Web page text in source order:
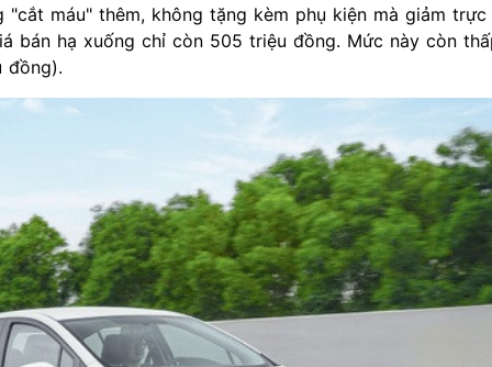
"cắt máu" thêm, không tặng kèm phụ kiện mà giảm
bán hạ xuống chỉ còn 505 triệu đồng. Mức này còn
đồng).